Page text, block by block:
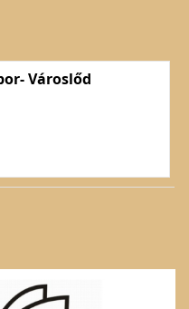
Városlőd